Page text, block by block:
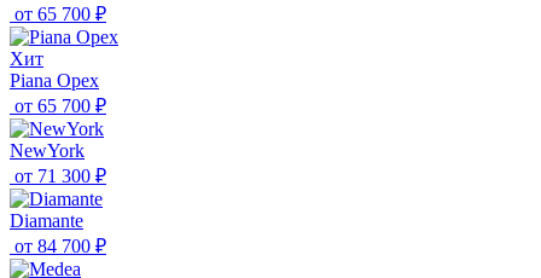
от 65 700 ₽
Хит
Piana Орех
от 65 700 ₽
NewYork
от 71 300 ₽
Diamante
от 84 700 ₽